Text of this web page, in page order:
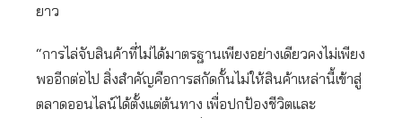
ยาว
“การไล่จับสินค้าที่ไม่ได้มาตรฐานเพียงอย่างเดียวคงไม่เพียง
พออีกต่อไป สิ่งสำคัญคือการสกัดกั้นไม่ให้สินค้าเหล่านี้เข้าสู่
ตลาดออนไลน์ได้ตั้งแต่ต้นทาง เพื่อปกป้องชีวิตและ